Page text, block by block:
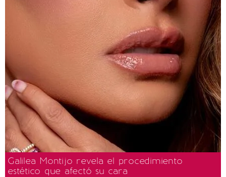
Galilea Montijo revela el procedimiento
estético que afectó su cara